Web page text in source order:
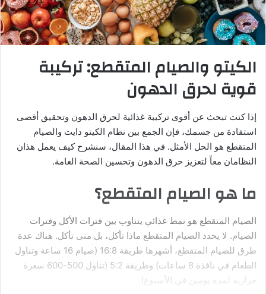
الكيتو والصيام المتقطع: تركيبة
قوية لحرق الدهون
إذا كنت تبحث عن أقوى تركيبة غذائية لحرق الدهون وتحقيق أقصى
استفادة من جسمك، فإن الجمع بين نظام الكيتو دايت والصيام
المتقطع هو الحل الأمثل. في هذا المقال، سنشرح كيف يعمل هذان
النظامان معاً لتعزيز حرق الدهون وتحسين الصحة العامة.
ما هو الصيام المتقطع؟
الصيام المتقطع هو نمط غذائي يتناوب بين فترات الأكل وفترات
الصيام. لا يحدد الصيام المتقطع ماذا تأكل، بل متى تأكل. هناك عدة
طرق للصيام المتقطع، أشهرها طريقة 16:8 (صيام 16 ساعة وتناول
الطعام في نافذة 8 ساعات) وطريقة 5:2 (تناول 500-600 سعرة
حرارية لمدة يومين في الأسبوع).